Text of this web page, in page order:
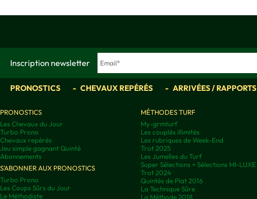
Inscription newsletter
PRONOSTICS CHEVAUX REPÉRÉS ARRIVÉES / RAPPORTS
PRONOSTICS
Les Chevaux du Jour
Turbo Prono
Chevaux repérés
Jeu simple gagnant Quinté
Abonnements
S'ABONNER AUX PRONOSTICS
Turbo Prono
Les Coups Sûrs du Jour
Le Méthodiste
MÉTHODES TURF
My-grmturf
Les couplés illimités
Les rubriques de Week-End
Trot 2025
Les Jumelles du Turf
Super Sélections + Sélections MI-LUXE
Trot 2024
Quintés de Plat 2016
La Technique Sûre
La Méthode 2018